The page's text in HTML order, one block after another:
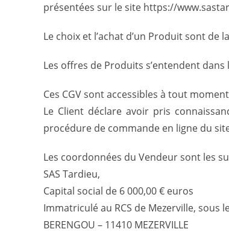
présentées sur le site https://
Le choix et l’achat d’un Produit sont de
Les offres de Produits s’entendent
Ces CGV sont accessibles à tout
Le Client déclare avoir pris
procédure de commande en ligne du
Les coordonnées du Vendeur sont les
SAS Tardieu,
Capital social de 6 000,00 € euros
Immatriculé au RCS de Mezerville, sous
BERENGOU – 11410 MEZERVILLE